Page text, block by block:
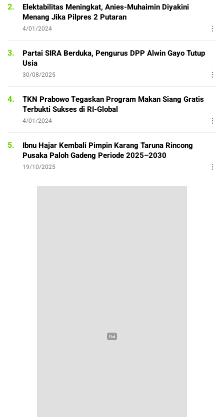
2.
Elektabilitas Meningkat, Anies-Muhaimin Diyakini
Menang Jika Pilpres 2 Putaran
4/01/2024
3.
Partai SIRA Berduka, Pengurus DPP Alwin Gayo Tutup
Usia
30/08/2025
4.
TKN Prabowo Tegaskan Program Makan Siang Gratis
Terbukti Sukses di RI-Global
4/01/2024
5.
Ibnu Hajar Kembali Pimpin Karang Taruna Rincong
Pusaka Paloh Gadeng Periode 2025–2030
19/10/2025